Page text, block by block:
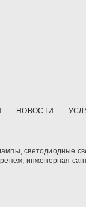
НОВОСТИ
светодиодные
инженерная